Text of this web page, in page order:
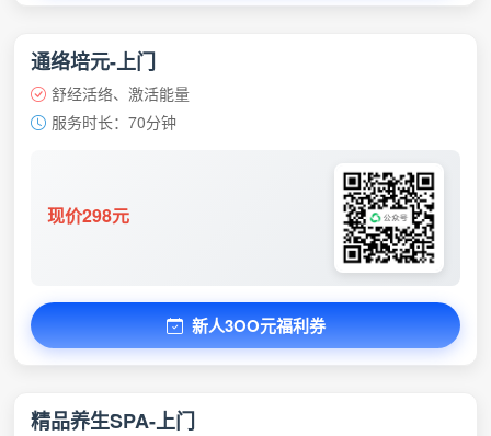
通络培元-上门
舒经活络、激活能量
服务时长：70分钟
现价298元
新人3OO元福利券
精品养生SPA-上门